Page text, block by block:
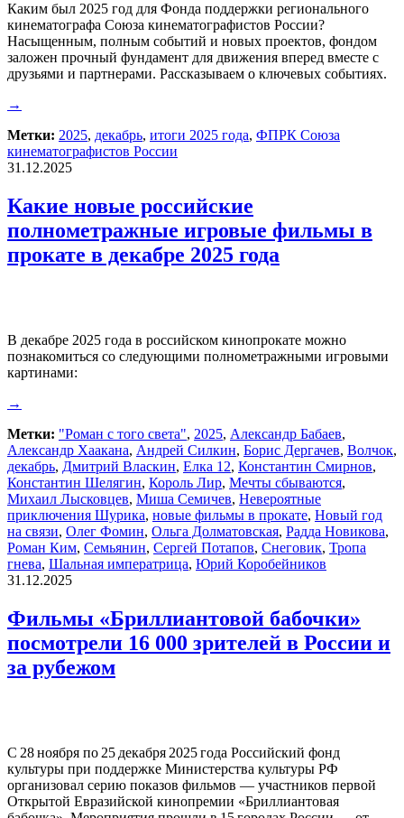
Каким был 2025 год для Фонда поддержки регионального
кинематографа Союза кинематографистов России?
Насыщенным, полным событий и новых проектов, фондом
заложен прочный фундамент для движения вперед вместе с
друзьями и партнерами. Рассказываем о ключевых событиях.
→
Метки: 2025, декабрь, итоги 2025 года, ФПРК Союза
кинематографистов России
31.12.2025
Какие новые российские
полнометражные игровые фильмы в
прокате в декабре 2025 года
В декабре 2025 года в российском кинопрокате можно
познакомиться со следующими полнометражными игровыми
картинами:
→
Метки: "Роман с того света", 2025, Александр Бабаев,
Александр Хаакана, Андрей Силкин, Борис Дергачев, Волчок,
декабрь, Дмитрий Власкин, Елка 12, Константин Смирнов,
Константин Шелягин, Король Лир, Мечты сбываются,
Михаил Лысковцев, Миша Семичев, Невероятные
приключения Шурика, новые фильмы в прокате, Новый год
на связи, Олег Фомин, Ольга Долматовская, Радда Новикова,
Роман Ким, Семьянин, Сергей Потапов, Снеговик, Тропа
гнева, Шальная императрица, Юрий Коробейников
31.12.2025
Фильмы «Бриллиантовой бабочки»
посмотрели 16 000 зрителей в России и
за рубежом
С 28 ноября по 25 декабря 2025 года Российский фонд
культуры при поддержке Министерства культуры РФ
организовал серию показов фильмов — участников первой
Открытой Евразийской кинопремии «Бриллиантовая